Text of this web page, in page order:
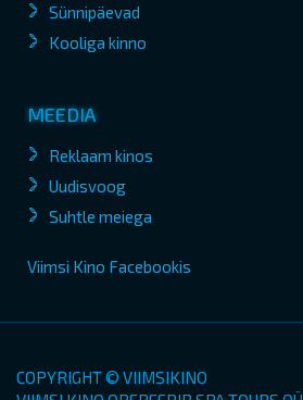
Sünnipäevad
Kooliga kinno
MEEDIA
Reklaam kinos
Uudisvoog
Suhtle meiega
Viimsi Kino Facebookis
COPYRIGHT © VIIMSIKINO